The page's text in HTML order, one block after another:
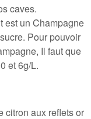
caves.
est un Champagne
. Pour pouvoir
Il faut que
et 6g/L.
citron aux reflets or